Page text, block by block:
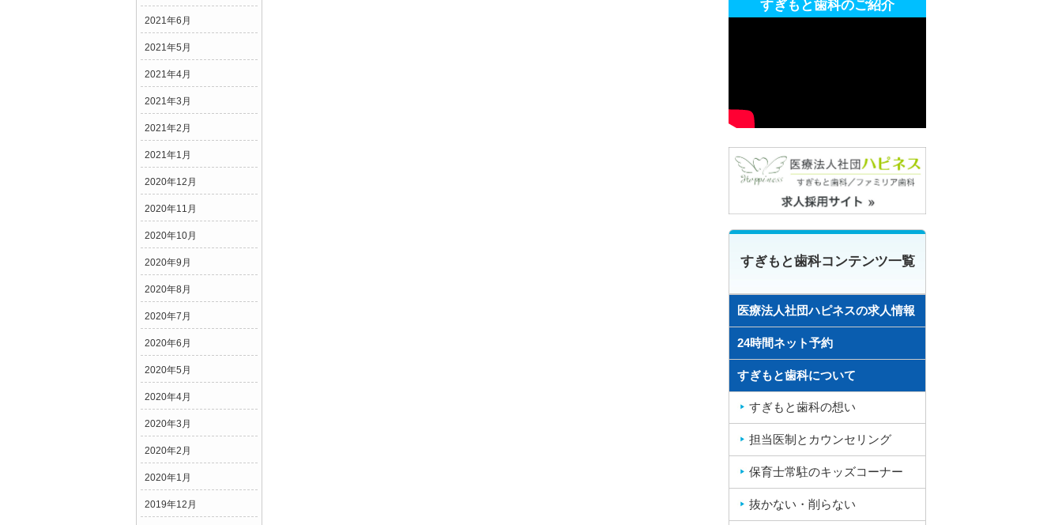
2021年6月
2021年5月
2021年4月
2021年3月
2021年2月
2021年1月
2020年12月
2020年11月
2020年10月
2020年9月
2020年8月
2020年7月
2020年6月
2020年5月
2020年4月
2020年3月
2020年2月
2020年1月
2019年12月
すぎもと歯科のご紹介
すぎもと歯科コンテンツ一覧
医療法人社団ハピネスの求人情報
24時間ネット予約
すぎもと歯科について
すぎもと歯科の想い
担当医制とカウンセリング
保育士常駐のキッズコーナー
抜かない・削らない